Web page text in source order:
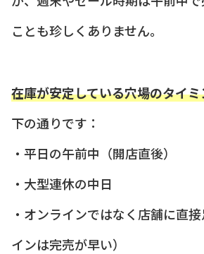
ことも珍しくありません。
在庫が安定している穴場のタイ
下の通りです：
・平日の午前中（開店直後）
・大型連休の中日
・オンラインではなく店舗に直
インは完売が早い）